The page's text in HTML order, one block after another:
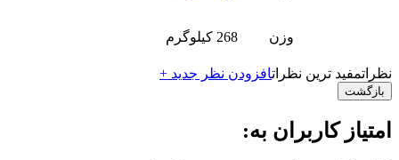
وزن 268 کیلوگرم
نظراتمفید ترین نظراتافزودن نظر جدید +
بازگشت
امتیاز کاربران به: